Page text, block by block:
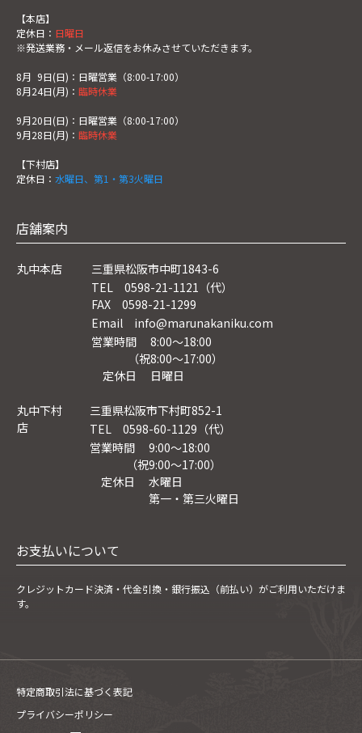
【本店】
定休日： 日曜日
※発送業務・メール返信をお休みさせていただきます。
8月 9日(日)：日曜営業（8:00-17:00）
8月24日(月)： 臨時休業
9月20日(日)：日曜営業（8:00-17:00）
9月28日(月)： 臨時休業
【下村店】
定休日： 水曜日、第1・第3火曜日
店舗案内
丸中本店
三重県松阪市中町1843-6
TEL 0598-21-1121（代）
FAX 0598-21-1299
Email info@marunakaniku.com
営業時間 8:00～18:00
（祝8:00〜17:00）
定休日 日曜日
丸中下村
店
三重県松阪市下村町852-1
TEL 0598-60-1129（代）
営業時間 9:00～18:00
（祝9:00〜17:00）
定休日 水曜日
第一・第三火曜日
お支払いについて
クレジットカード決済・ 代金引換・銀行振込（前払い）がご利用いただけま
す。
特定商取引法に基づく表記
プライバシーポリシー